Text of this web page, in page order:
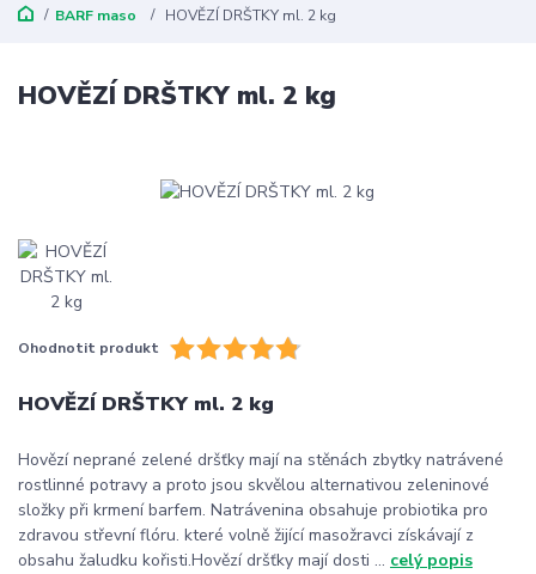
BARF maso HOVĚZÍ DRŠTKY ml. 2 kg
HOVĚZÍ DRŠTKY ml. 2 kg
Ohodnotit produkt
HOVĚZÍ DRŠTKY ml. 2 kg
Hovězí neprané zelené dršťky mají na stěnách zbytky natrávené
rostlinné potravy a proto jsou skvělou alternativou zeleninové
složky při krmení barfem. Natrávenina obsahuje probiotika pro
zdravou střevní flóru. které volně žijící masožravci získávají z
obsahu žaludku kořisti.Hovězí dršťky mají dosti ... celý popis